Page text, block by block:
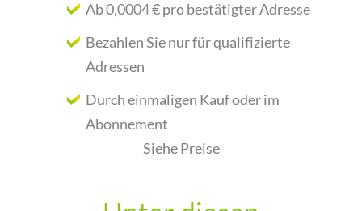
Ab 0,0004 € pro bestätigter Adresse
Bezahlen Sie nur für qualifizierte
Adressen
Durch einmaligen Kauf oder im
Abonnement
Siehe Preise